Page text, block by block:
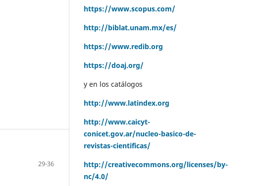
29-36
https://www.scopus.com/
http://biblat.unam.mx/es/
https://www.redib.org
https://doaj.org/
y en los catálogos
http://www.latindex.org
http://www.caicyt-
conicet.gov.ar/nucleo-basico-de-
revistas-cientificas/
http://creativecommons.org/licenses/by-
nc/4.0/